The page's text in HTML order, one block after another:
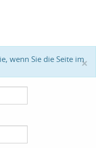
wenn Sie die Seite im×
E-